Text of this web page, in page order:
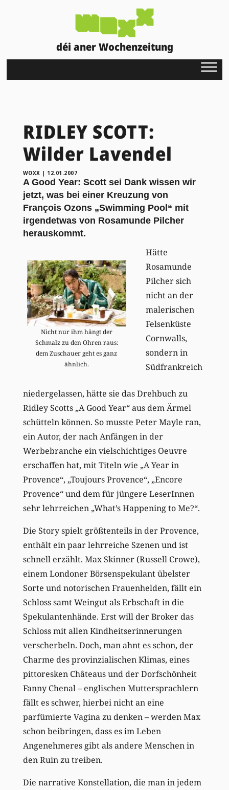
déi aner Wochenzeitung
RIDLEY SCOTT:
Wilder Lavendel
WOXX | 12.01.2007
A Good Year: Scott sei Dank wissen wir
jetzt, was bei einer Kreuzung von
François Ozons „Swimming Pool“ mit
irgendetwas von Rosamunde Pilcher
herauskommt.
Nicht nur ihm hängt der
Schmalz zu den Ohren raus:
dem Zuschauer geht es ganz
ähnlich.
Hätte
Rosamunde
Pilcher sich
nicht an der
malerischen
Felsenküste
Cornwalls,
sondern in
Südfrankreich
niedergelassen, hätte sie das Drehbuch zu
Ridley Scotts „A Good Year“ aus dem Ärmel
schütteln können. So musste Peter Mayle ran,
ein Autor, der nach Anfängen in der
Werbebranche ein vielschichtiges Oeuvre
erschaffen hat, mit Titeln wie „A Year in
Provence“, „Toujours Provence“, „Encore
Provence“ und dem für jüngere LeserInnen
sehr lehrreichen „What’s Happening to Me?“.
Die Story spielt größtenteils in der Provence,
enthält ein paar lehrreiche Szenen und ist
schnell erzählt. Max Skinner (Russell Crowe),
einem Londoner Börsenspekulant übelster
Sorte und notorischen Frauenhelden, fällt ein
Schloss samt Weingut als Erbschaft in die
Spekulantenhände. Erst will der Broker das
Schloss mit allen Kindheitserinnerungen
verscherbeln. Doch, man ahnt es schon, der
Charme des provinzialischen Klimas, eines
pittoresken Châteaus und der Dorfschönheit
Fanny Chenal – englischen Muttersprachlern
fällt es schwer, hierbei nicht an eine
parfümierte Vagina zu denken – werden Max
schon beibringen, dass es im Leben
Angenehmeres gibt als andere Menschen in
den Ruin zu treiben.
Die narrative Konstellation, die man in jedem